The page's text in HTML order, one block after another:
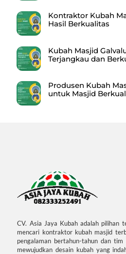
Kontraktor Kubah
Hasil Berkualitas
Kubah Masjid
Terjangkau dan
Produsen Kubah
untuk Masjid
CV. Asia Jaya Kubah adalah pilihan
mencari kontraktor kubah masjid
pengalaman bertahun-tahun dan
mewujudkan desain kubah yang